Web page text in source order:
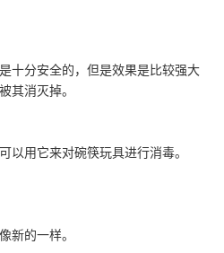
十分安全的，但是效果是比较强大
其消灭掉。
以用它来对碗筷玩具进行消毒。
新的一样。